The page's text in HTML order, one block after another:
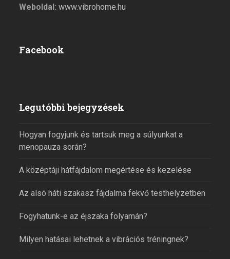
Weboldal: www.vibrohome.hu
Facebook
Legutóbbi bejegyzések
Hogyan fogyjunk és tartsuk meg a súlyunkat a
menopauza során?
A középtáji hátfájdalom megértése és kezelése
Az alsó háti szakasz fájdalma fekvő testhelyzetben
Fogyhatunk-e az éjszaka folyamán?
Milyen hatásai lehetnek a vibrációs tréningnek?